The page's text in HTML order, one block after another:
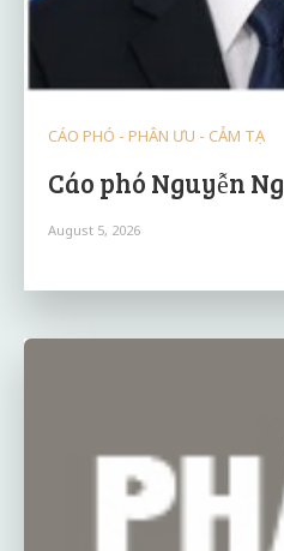
CÁO PHÓ - PHÂN ƯU - CẢM TẠ
Cáo phó Nguyễn
August 5, 2026